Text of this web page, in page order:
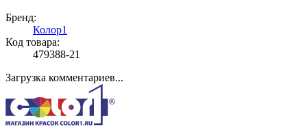
Бренд:
Колор1
Код товара:
479388-21
Загрузка комментариев...